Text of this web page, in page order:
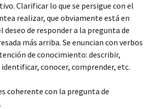
Clarificar lo que se persigue con el
realizar, que obviamente está en
deseo de responder a la pregunta de
más arriba. Se enuncian con verbos
de conocimiento: describir,
conocer, comprender, etc.
coherente con la pregunta de